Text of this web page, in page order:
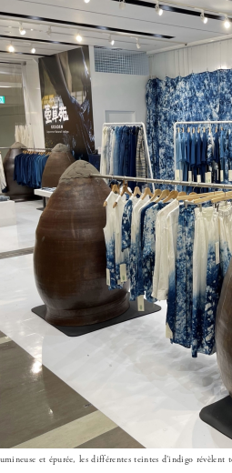
et épurée, les différentes teintes d’indigo